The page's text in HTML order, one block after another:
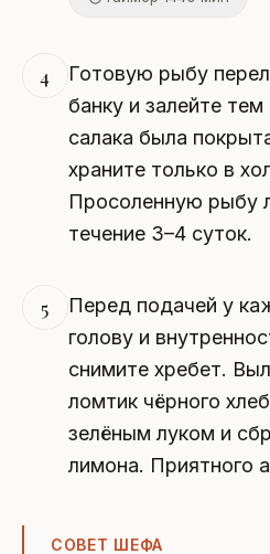
4
Готовую рыбу
банку и залейте
салака была
храните только в
Просоленную рыбу
течение 3–4 суток.
5
Перед подачей у
голову и
снимите хребет.
ломтик чёрного
зелёным луком и
лимона. Приятного
СОВЕТ ШЕФА